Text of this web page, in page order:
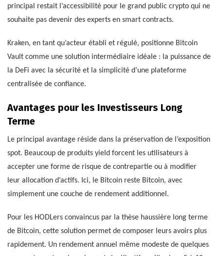
principal restait l’accessibilité pour le grand public crypto qui ne
souhaite pas devenir des experts en smart contracts.
Kraken, en tant qu’acteur établi et régulé, positionne Bitcoin
Vault comme une solution intermédiaire idéale : la puissance de
la DeFi avec la sécurité et la simplicité d’une plateforme
centralisée de confiance.
Avantages pour les Investisseurs Long
Terme
Le principal avantage réside dans la préservation de l’exposition
spot. Beaucoup de produits yield forcent les utilisateurs à
accepter une forme de risque de contrepartie ou à modifier
leur allocation d’actifs. Ici, le Bitcoin reste Bitcoin, avec
simplement une couche de rendement additionnel.
Pour les HODLers convaincus par la thèse haussière long terme
de Bitcoin, cette solution permet de composer leurs avoirs plus
rapidement. Un rendement annuel même modeste de quelques